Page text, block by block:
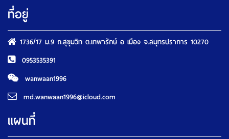
ที่อยู่
1736/17 ม.9 ถ.สุขุมวิท ต.เทพารักษ์ อ เมือง จ.สมุทรปราการ 10270
0953535391
wanwaan1996
md.wanwaan1996@icloud.com
แผนที่